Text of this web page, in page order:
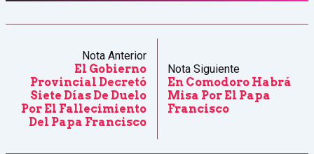
Nota Anterior
El Gobierno
Provincial Decretó
Siete Días De Duelo
Por El Fallecimiento
Del Papa Francisco
Nota Siguiente
En Comodoro Habrá
Misa Por El Papa
Francisco